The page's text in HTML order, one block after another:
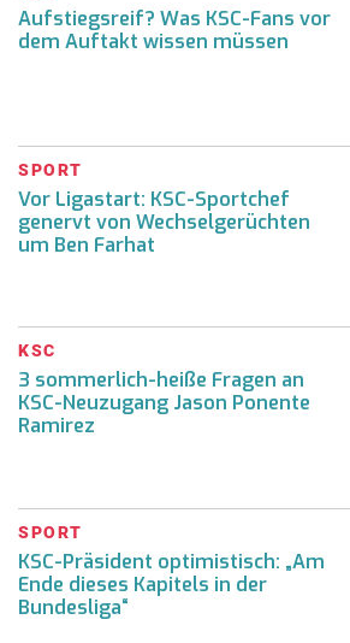
Aufstiegsreif? Was KSC-Fans vor
dem Auftakt wissen müssen
SPORT
Vor Ligastart: KSC-Sportchef
genervt von Wechselgerüchten
um Ben Farhat
KSC
3 sommerlich-heiße Fragen an
KSC-Neuzugang Jason Ponente
Ramirez
SPORT
KSC-Präsident optimistisch: „Am
Ende dieses Kapitels in der
Bundesliga“